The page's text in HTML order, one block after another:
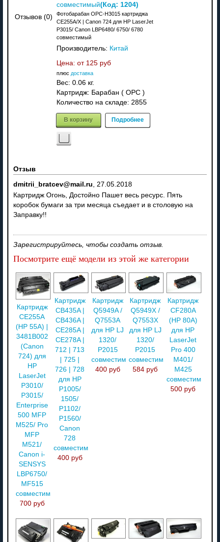
Отзывов (0)
совместимый(Код: 1204)
Фотобарабан OPC-H3015 картриджа
CE255A/X | Canon 724 для HP LaserJet
P3015/ Canon LBP6480/ 6750/ 6780
совместимый
Производитель: Китай
Цена: от 125 руб
плюс доставка
Вес: 0.06 кг.
Картридж: Барабан ( OPC )
Количество на складе: 2855
В корзину Подробнее
Отзыв
dmitrii_bratcev@mail.ru, 27.05.2018
Картридж Огонь, Достойно Пашет весь ресурс. Пять
коробок бумаги за три месяца съедает и в столовую на
Заправку!!
Зарегистрируйтесь, чтобы создать отзыв.
Посмотрите ещё модели из этой же категории
Картридж
CE255A
(HP 55A) |
3481B002
(Canon
724) для
HP
LaserJet
P3010/
P3015/
Enterprise
500 MFP
M525/ Pro
MFP
M521/
Canon i-
SENSYS
LBP6750/
MF515
совместимый
700 руб
Картридж
CB435A |
CB436A |
CE285A |
CE278A |
712 | 713
| 725 |
726 | 728
для HP
P1005/
1505/
P1102/
P1560/
Canon
728
совместимый
400 руб
Картридж
Q5949A /
Q7553A
для HP LJ
1320/
P2015
совместимый
400 руб
Картридж
Q5949X /
Q7553X
для HP LJ
1320/
P2015
совместимый
584 руб
Картридж
CF280A
(HP 80A)
для HP
LaserJet
Pro 400
M401/
M425
совместимый
500 руб